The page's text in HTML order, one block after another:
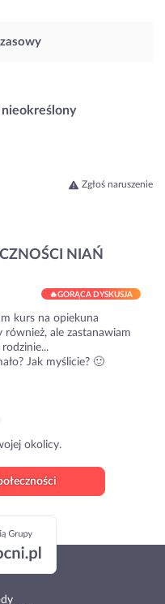
nieokreślony
Zgłoś naruszenie
NIAŃ
GORĄCA DYSKUSJA
na opiekuna
ale zastanawiam
Jak myślicie? 🙂
okolicy.